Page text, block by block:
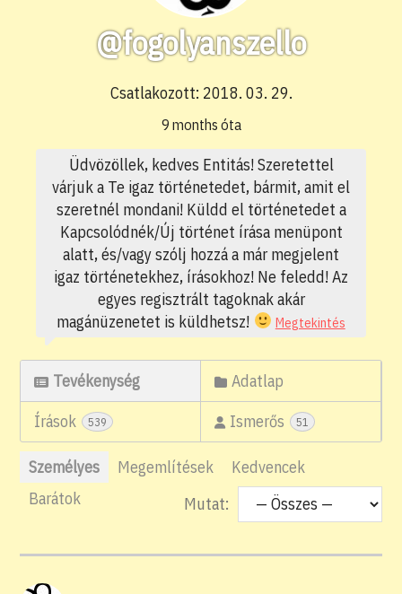
@fogolyanszello
Csatlakozott: 2018. 03. 29.
9 months óta
Üdvözöllek, kedves Entitás! Szeretettel
várjuk a Te igaz történetedet, bármit, amit el
szeretnél mondani! Küldd el történetedet a
Kapcsolódnék/Új történet írása menüpont
alatt, és/vagy szólj hozzá a már megjelent
igaz történetekhez, írásokhoz! Ne feledd! Az
egyes regisztrált tagoknak akár
magánüzenetet is küldhetsz!
Megtekintés
Tevékenység
Adatlap
Írások
539 Ismerős 51
Személyes Megemlítések
Kedvencek
Barátok
Mutat: